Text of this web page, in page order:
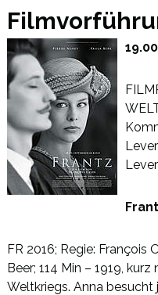
FR 2016; Regie: François
Beer; 114 Min – 1919,
Weltkriegs. Anna besucht